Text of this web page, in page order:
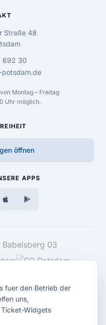
Straße 48
692 30
potsdam.de
Montag – Freitag
Uhr möglich.
öffnen
APPS
fuer den Betrieb der
uns,
Widgets